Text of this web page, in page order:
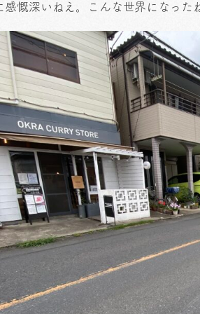
感慨深いねえ。こんな世界になった